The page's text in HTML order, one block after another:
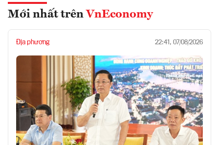
Mới nhất trên VnEconomy
Địa phương 22:41, 07/08/2026